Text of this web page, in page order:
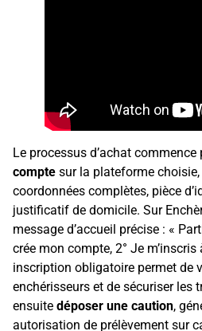
Le processus d’achat commence
compte sur la plateforme
coordonnées complètes, pièce
justificatif de domicile. Sur
message d’accueil précise : «
crée mon compte, 2° Je m’inscris
inscription obligatoire permet de
enchérisseurs et de sécuriser les
ensuite déposer une caution,
autorisation de prélèvement sur